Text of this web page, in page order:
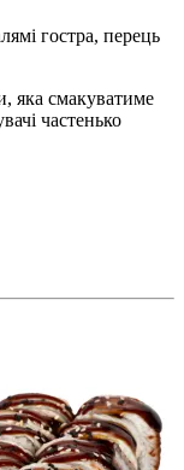
гостра, перець
яка смакуватиме
частенько